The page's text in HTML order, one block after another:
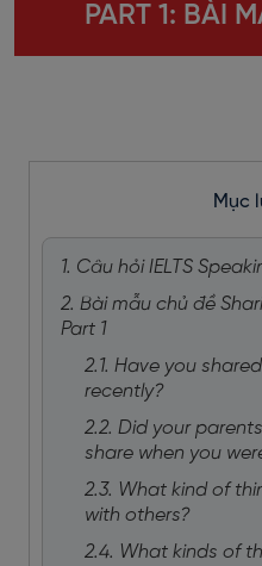
PART 1: BÀI
Mục
1. Câu hỏi IELTS
2. Bài mẫu chủ đề
Part 1
2.1. Have you
recently?
2.2. Did your
share when you
2.3. What kind of
with others?
2.4. What kinds of